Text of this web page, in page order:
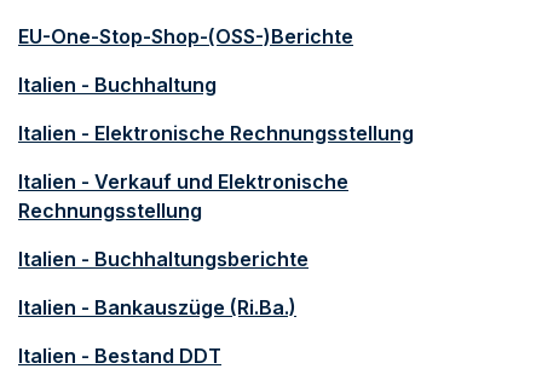
EU-One-Stop-Shop-(OSS-)Berichte
Italien - Buchhaltung
Italien - Elektronische Rechnungsstellung
Italien - Verkauf und Elektronische
Rechnungsstellung
Italien - Buchhaltungsberichte
Italien - Bankauszüge (Ri.Ba.)
Italien - Bestand DDT